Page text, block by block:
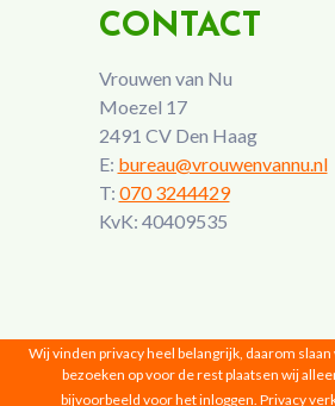
CONTACT
Vrouwen van Nu
Moezel 17
2491 CV Den Haag
E: bureau@vrouwenvannu.nl
T: 070 3244429
KvK: 40409535
Vrouwen van Nu © 2026 |
Wij vinden privacy heel belangrijk, daarom
bezoeken op voor de rest plaatsen wij
bijvoorbeeld voor het inloggen. Privacy